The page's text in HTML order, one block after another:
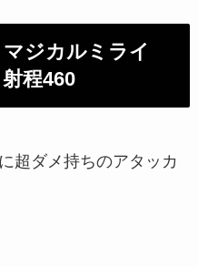
ジカルミライ
程460
超ダメ持ちのアタッカ